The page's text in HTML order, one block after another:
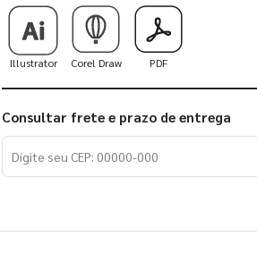
Illustrator Corel Draw PDF
Consultar frete e prazo de entrega